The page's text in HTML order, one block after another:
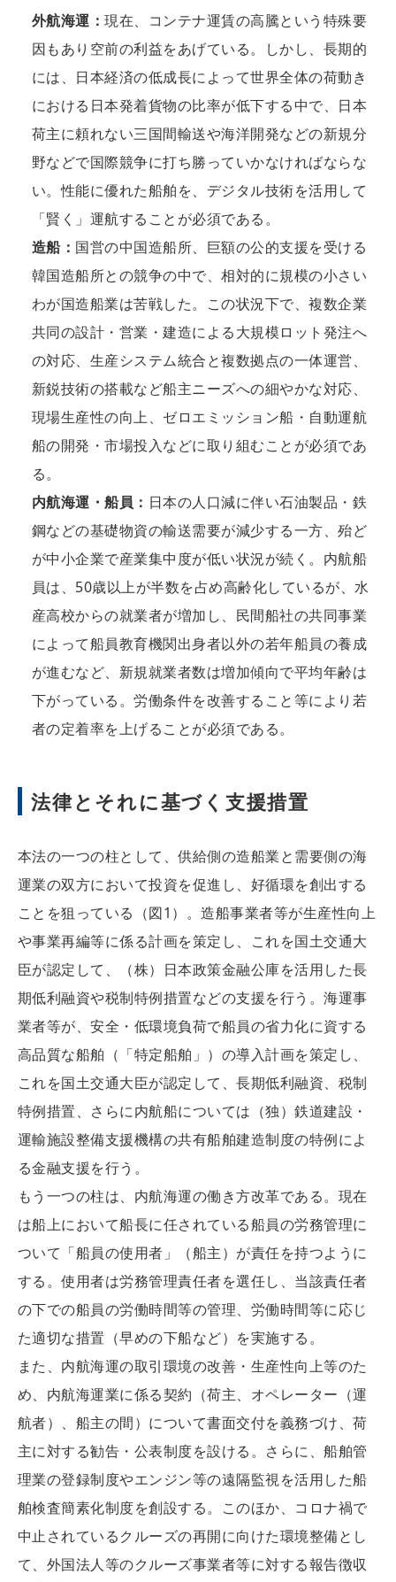
外航海運：現在、コンテナ運賃の高騰という特殊要
因もあり空前の利益をあげている。しかし、長期的
には、日本経済の低成長によって世界全体の荷動き
における日本発着貨物の比率が低下する中で、日本
荷主に頼れない三国間輸送や海洋開発などの新規分
野などで国際競争に打ち勝っていかなければならな
い。性能に優れた船舶を、デジタル技術を活用して
「賢く」運航することが必須である。
造船： 国営の中国造船所、巨額の公的支援を受ける
韓国造船所との競争の中で、相対的に規模の小さい
わが国造船業は苦戦した。この状況下で、複数企業
共同の設計・営業・建造による大規模ロット発注へ
の対応、生産システム統合と複数拠点の一体運営、
新鋭技術の搭載など船主ニーズへの細やかな対応、
現場生産性の向上、ゼロエミッション船・自動運航
船の開発・市場投入などに取り組むことが必須であ
る。
内航海運・船員： 日本の人口減に伴い石油製品・鉄
鋼などの基礎物資の輸送需要が減少する一方、殆ど
が中小企業で産業集中度が低い状況が続く。内航船
員は、50歳以上が半数を占め高齢化しているが、水
産高校からの就業者が増加し、民間船社の共同事業
によって船員教育機関出身者以外の若年船員の養成
が進むなど、新規就業者数は増加傾向で平均年齢は
下がっている。労働条件を改善すること等により若
者の定着率を上げることが必須である。
法律とそれに基づく支援措置
本法の一つの柱として、供給側の造船業と需要側の海
運業の双方において投資を促進し、好循環を創出する
ことを狙っている（図1）。造船事業者等が生産性向上
や事業再編等に係る計画を策定し、これを国土交通大
臣が認定して、（株）日本政策金融公庫を活用した長
期低利融資や税制特例措置などの支援を行う。海運事
業者等が、安全・低環境負荷で船員の省力化に資する
高品質な船舶（「特定船舶」）の導入計画を策定し、
これを国土交通大臣が認定して、長期低利融資、税制
特例措置、さらに内航船については（独）鉄道建設・
運輸施設整備支援機構の共有船舶建造制度の特例によ
る金融支援を行う。
もう一つの柱は、内航海運の働き方改革である。現在
は船上において船長に任されている船員の労務管理に
ついて「船員の使用者」（船主）が責任を持つように
する。使用者は労務管理責任者を選任し、当該責任者
の下での船員の労働時間等の管理、労働時間等に応じ
た適切な措置（早めの下船など）を実施する。
また、内航海運の取引環境の改善・生産性向上等のた
め、内航海運業に係る契約（荷主、オペレーター（運
航者）、船主の間）について書面交付を義務づけ、荷
主に対する勧告・公表制度を設ける。さらに、船舶管
理業の登録制度やエンジン等の遠隔監視を活用した船
舶検査簡素化制度を創設する。このほか、コロナ禍で
中止されているクルーズの再開に向けた環境整備とし
て、外国法人等のクルーズ事業者等に対する報告徴収